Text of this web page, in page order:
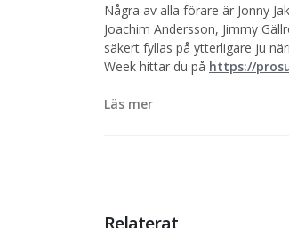
Några av alla förare är Jonny
Joachim Andersson, Jimmy
säkert fyllas på ytterligare ju
Week hittar du på https://
Läs mer
Relaterat